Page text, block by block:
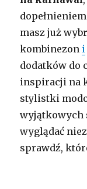
masz już
kombinezon i
dodatków do
inspiracji na
stylistki
wyjątkowych
wyglądać
sprawdź,